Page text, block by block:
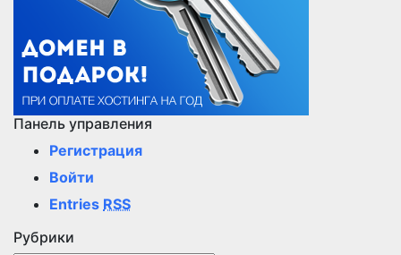
Панель управления
Регистрация
Войти
Entries RSS
Рубрики